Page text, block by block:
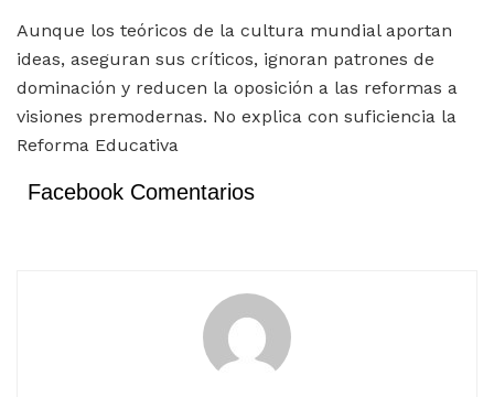
Aunque los teóricos de la cultura mundial aportan
ideas, aseguran sus críticos, ignoran patrones de
dominación y reducen la oposición a las reformas a
visiones premodernas. No explica con suficiencia la
Reforma Educativa
Facebook Comentarios